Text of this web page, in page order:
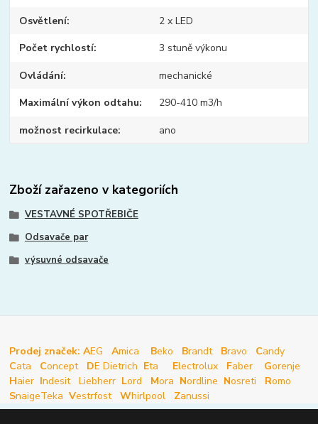
Osvětlení 2 x LED
Počet rychlostí 3 stuně výkonu
Ovládání mechanické
Maximální výkon odtahu 290-410 m3/h
možnost recirkulace ano
Zboží zařazeno v kategoriích
VESTAVNÉ SPOTŘEBIČE
Odsavače par
výsuvné odsavače
Prodej značek: AEG Amica Beko Brandt Bravo Candy
Cata Concept DE Dietrich Eta Electrolux Faber Gorenje
Haier Indesit Liebherr Lord Mora Nordline Nosreti Romo
SnaigeTeka Vestrfost Whirlpool Zanussi